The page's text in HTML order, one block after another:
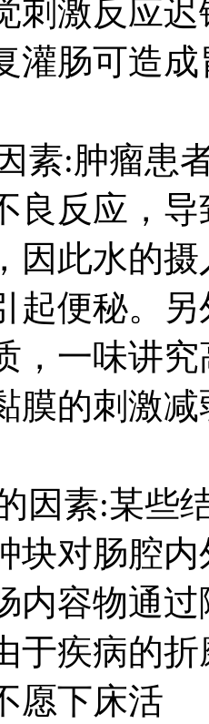
刺激反应
灌肠可造
:肿瘤患者
良反应，
因此水的
起便秘。
，一味讲
膜的刺激
素:某些结
块对肠腔
内容物通
于疾病的
愿下床活